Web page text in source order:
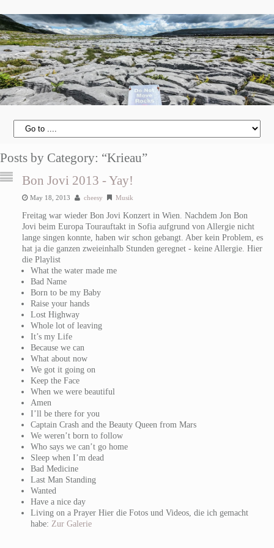
Posts by Category: “Krieau”
Bon Jovi 2013 - Yay!
May 18, 2013 cheesy Musik
Freitag war wieder Bon Jovi Konzert in Wien. Nachdem Jon Bon
Jovi beim Europa Tourauftakt in Sofia aufgrund von Allergie nicht
lange singen konnte, haben wir schon gebangt. Aber kein Problem, es
hat ja die ganzen zweieinhalb Stunden geregnet - keine Allergie. Hier
die Playlist
What the water made me
Bad Name
Born to be my Baby
Raise your hands
Lost Highway
Whole lot of leaving
It’s my Life
Because we can
What about now
We got it going on
Keep the Face
When we were beautiful
Amen
I’ll be there for you
Captain Crash and the Beauty Queen from Mars
We weren’t born to follow
Who says we can’t go home
Sleep when I’m dead
Bad Medicine
Last Man Standing
Wanted
Have a nice day
Living on a Prayer Hier die Fotos und Videos, die ich gemacht
habe: Zur Galerie